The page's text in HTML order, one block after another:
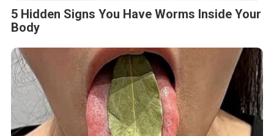
5 Hidden Signs You Have Worms Inside Your
Body